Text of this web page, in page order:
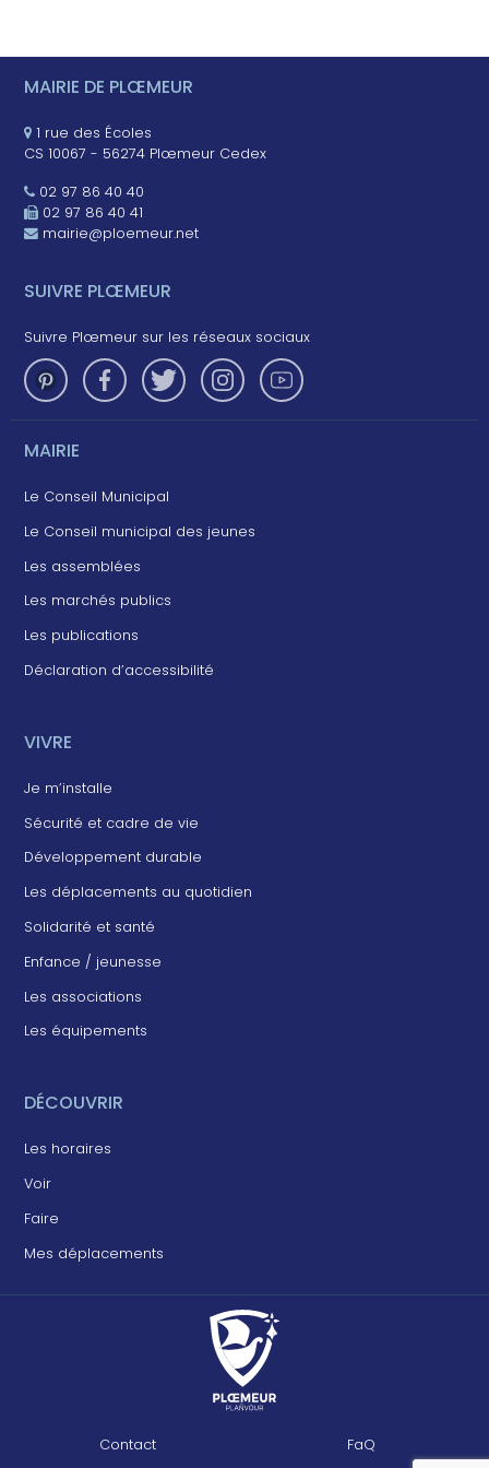
MAIRIE DE PLŒMEUR
1 rue des Écoles
CS 10067 - 56274 Plœmeur Cedex
02 97 86 40 40
02 97 86 40 41
mairie@ploemeur.net
SUIVRE PLŒMEUR
Suivre Plœmeur sur les réseaux sociaux
MAIRIE
Le Conseil Municipal
Le Conseil municipal des jeunes
Les assemblées
Les marchés publics
Les publications
Déclaration d’accessibilité
VIVRE
Je m’installe
Sécurité et cadre de vie
Développement durable
Les déplacements au quotidien
Solidarité et santé
Enfance / jeunesse
Les associations
Les équipements
DÉCOUVRIR
Les horaires
Voir
Faire
Mes déplacements
Contact FaQ